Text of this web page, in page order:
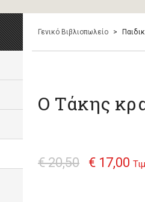
Γενικό Βιβλιοπωλείο >
Ο Τάκης
€ 20,50 € 17,00